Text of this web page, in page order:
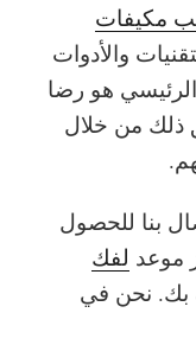
مكيفات
والأدوات
هو رضا
ذلك من خلال
بنا للحصول
موعد لفك
بك. نحن في